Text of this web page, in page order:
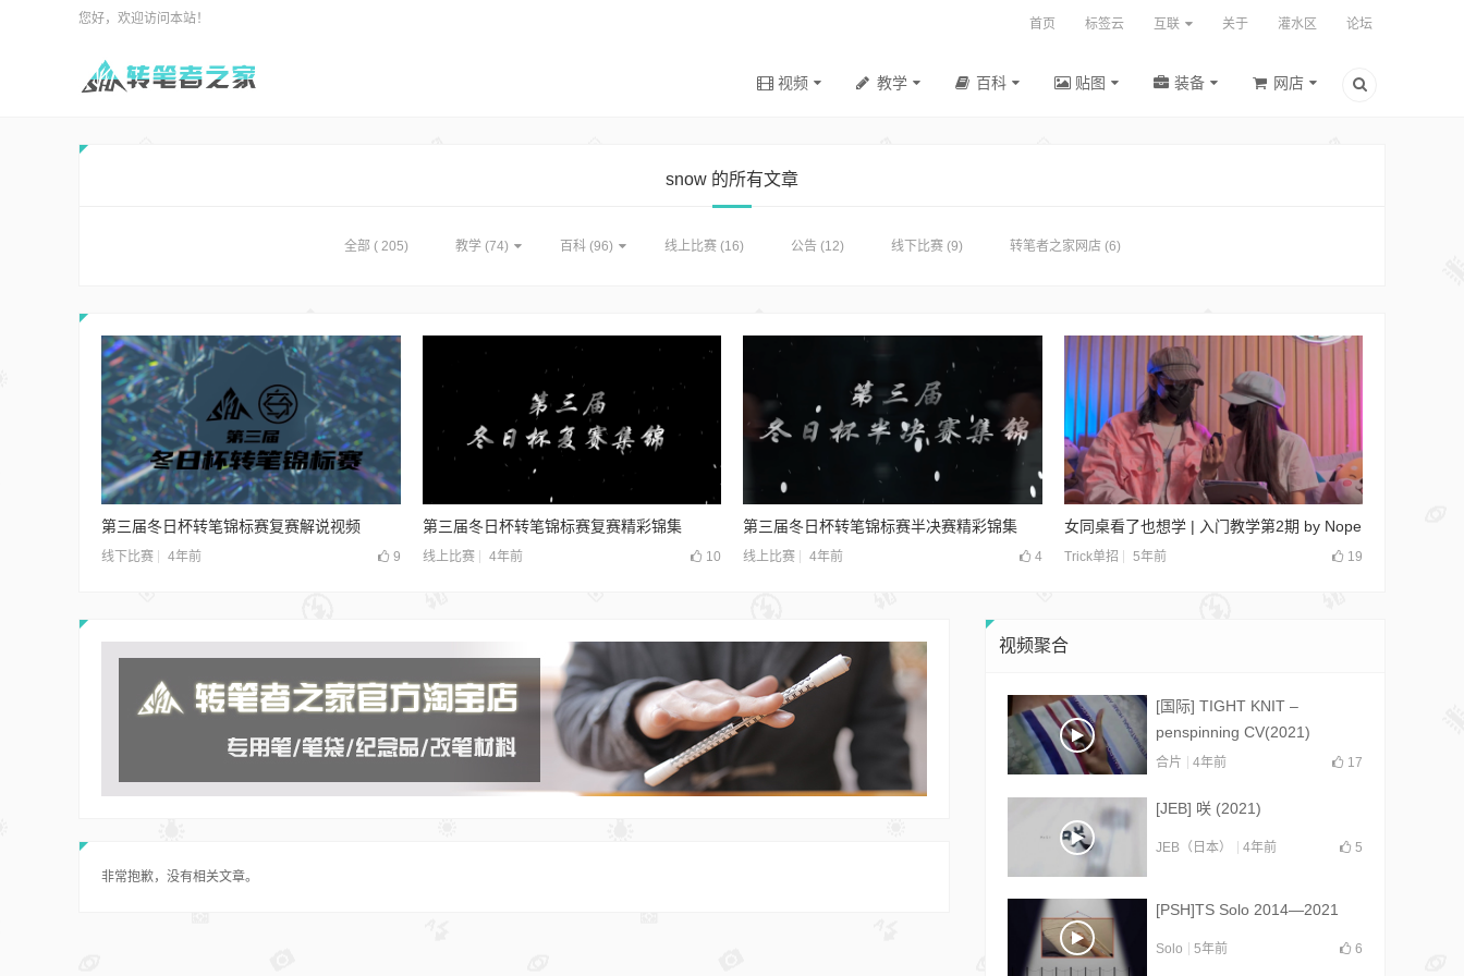
您好，欢迎访问本站！ 首页 标签云 互联 关于 灌水区 论坛
视频 教学 百科 贴图 装备 网店
snow 的所有文章
全部 ( 205) 教学(74) 百科(96) 线上比赛(16) 公告(12) 线下比赛(9) 转笔者之家网店(6)
第三届冬日杯转笔锦标赛复赛解说视频
线下比赛 4年前 9
第三届冬日杯转笔锦标赛复赛精彩锦集
线上比赛 4年前 10
第三届冬日杯转笔锦标赛半决赛精彩锦集
线上比赛 4年前 4
女同桌看了也想学 | 入门教学第2期 by Nope
Trick单招 5年前 19
非常抱歉，没有相关文章。
视频聚合
[国际] TIGHT KNIT –
penspinning CV(2021)
合片 4年前 17
[JEB] 咲 (2021)
JEB（日本） 4年前 5
[PSH]TS Solo 2014—2021
Solo 5年前 6